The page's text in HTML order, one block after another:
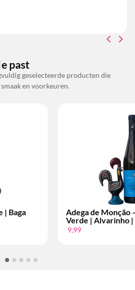
past
geselecteerde producten die
en voorkeuren.
de Monção – Vinho
| Alvarinho | Per Fles